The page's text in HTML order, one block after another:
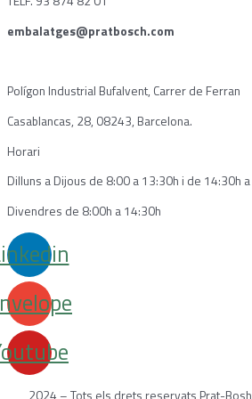
embalatges@pratbosch.com
Polígon Industrial Bufalvent, Carrer de Ferran
Casablancas, 28, 08243, Barcelona.
Horari
Dilluns a Dijous de 8:00 a 13:30h i de 14:30h
Divendres de 8:00h a 14:30h